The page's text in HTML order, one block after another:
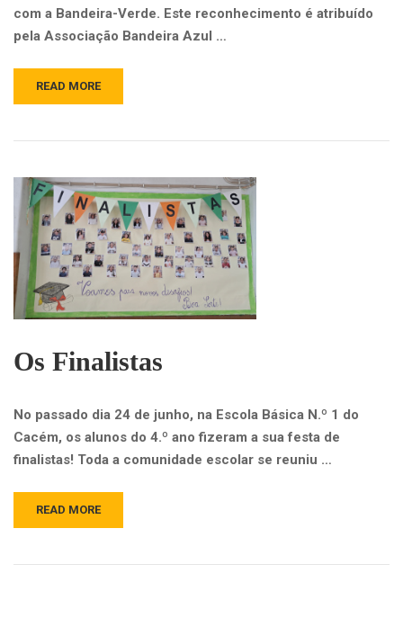
com a Bandeira-Verde. Este reconhecimento é atribuído
pela Associação Bandeira Azul …
READ MORE
Os Finalistas
No passado dia 24 de junho, na Escola Básica N.º 1 do
Cacém, os alunos do 4.º ano fizeram a sua festa de
finalistas! Toda a comunidade escolar se reuniu …
READ MORE